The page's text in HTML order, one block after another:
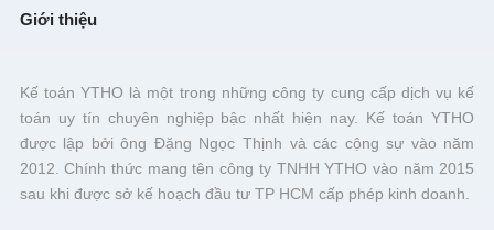
Giới thiệu
Kế toán YTHO là một trong những công ty cung cấp dịch vụ kế
toán uy tín chuyên nghiệp bậc nhất hiện nay. Kế toán YTHO
được lập bởi ông Đặng Ngọc Thịnh và các cộng sự vào năm
2012. Chính thức mang tên công ty TNHH YTHO vào năm 2015
sau khi được sở kế hoạch đầu tư TP HCM cấp phép kinh doanh.